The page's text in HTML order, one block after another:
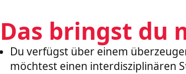
Das bringst du
Du verfügst über einem
möchtest einen interdisziplinären